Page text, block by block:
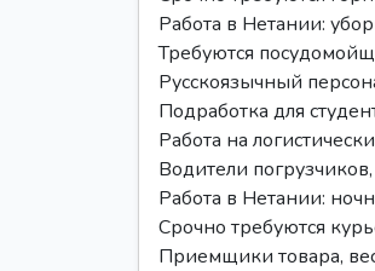
Работа в Нетании:
Требуются
Русскоязычный
Подработка для
Работа на
Водители
Работа в Нетании:
Срочно требуются
Приемщики товара,